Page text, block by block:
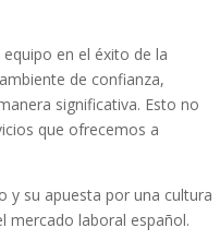
en el éxito de la
de confianza,
significativa. Esto no
que ofrecemos a
y su apuesta por una cultura
mercado laboral español.